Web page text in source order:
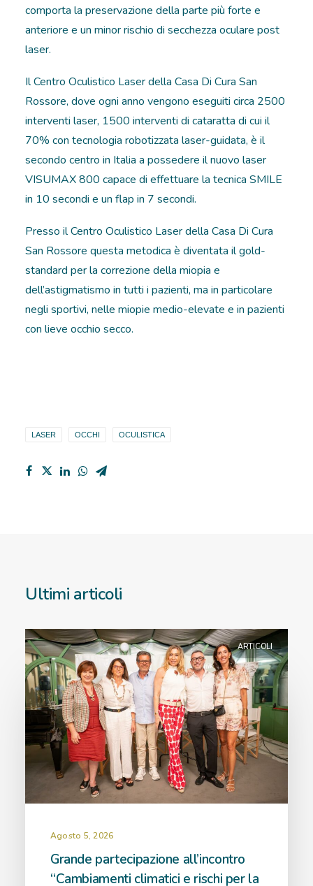
comporta la preservazione della parte più forte e
anteriore e un minor rischio di secchezza oculare post
laser.
Il Centro Oculistico Laser della Casa Di Cura San
Rossore, dove ogni anno vengono eseguiti circa 2500
interventi laser, 1500 interventi di cataratta di cui il
70% con tecnologia robotizzata laser-guidata, è il
secondo centro in Italia a possedere il nuovo laser
VISUMAX 800 capace di effettuare la tecnica SMILE
in 10 secondi e un flap in 7 secondi.
Presso il Centro Oculistico Laser della Casa Di Cura
San Rossore questa metodica è diventata il gold-
standard per la correzione della miopia e
dell’astigmatismo in tutti i pazienti, ma in particolare
negli sportivi, nelle miopie medio-elevate e in pazienti
con lieve occhio secco.
LASER OCCHI OCULISTICA
Ultimi articoli
ARTICOLI
Agosto 5, 2026
Grande partecipazione all’incontro
“Cambiamenti climatici e rischi per la